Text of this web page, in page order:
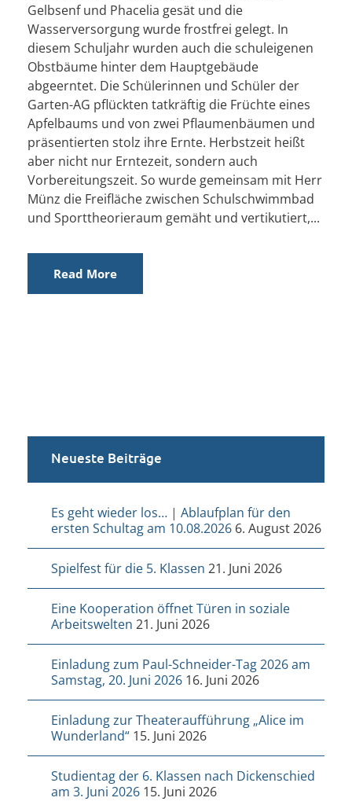
Gelbsenf und Phacelia gesät und die
Wasserversorgung wurde frostfrei gelegt. In
diesem Schuljahr wurden auch die schuleigenen
Obstbäume hinter dem Hauptgebäude
abgeerntet. Die Schülerinnen und Schüler der
Garten-AG pflückten tatkräftig die Früchte eines
Apfelbaums und von zwei Pflaumenbäumen und
präsentierten stolz ihre Ernte. Herbstzeit heißt
aber nicht nur Erntezeit, sondern auch
Vorbereitungszeit. So wurde gemeinsam mit Herr
Münz die Freifläche zwischen Schulschwimmbad
und Sporttheorieraum gemäht und vertikutiert,...
Read More
Neueste Beiträge
Es geht wieder los… | Ablaufplan für den
ersten Schultag am 10.08.2026 6. August 2026
Spielfest für die 5. Klassen 21. Juni 2026
Eine Kooperation öffnet Türen in soziale
Arbeitswelten 21. Juni 2026
Einladung zum Paul-Schneider-Tag 2026 am
Samstag, 20. Juni 2026 16. Juni 2026
Einladung zur Theateraufführung „Alice im
Wunderland“ 15. Juni 2026
Studientag der 6. Klassen nach Dickenschied
am 3. Juni 2026 15. Juni 2026